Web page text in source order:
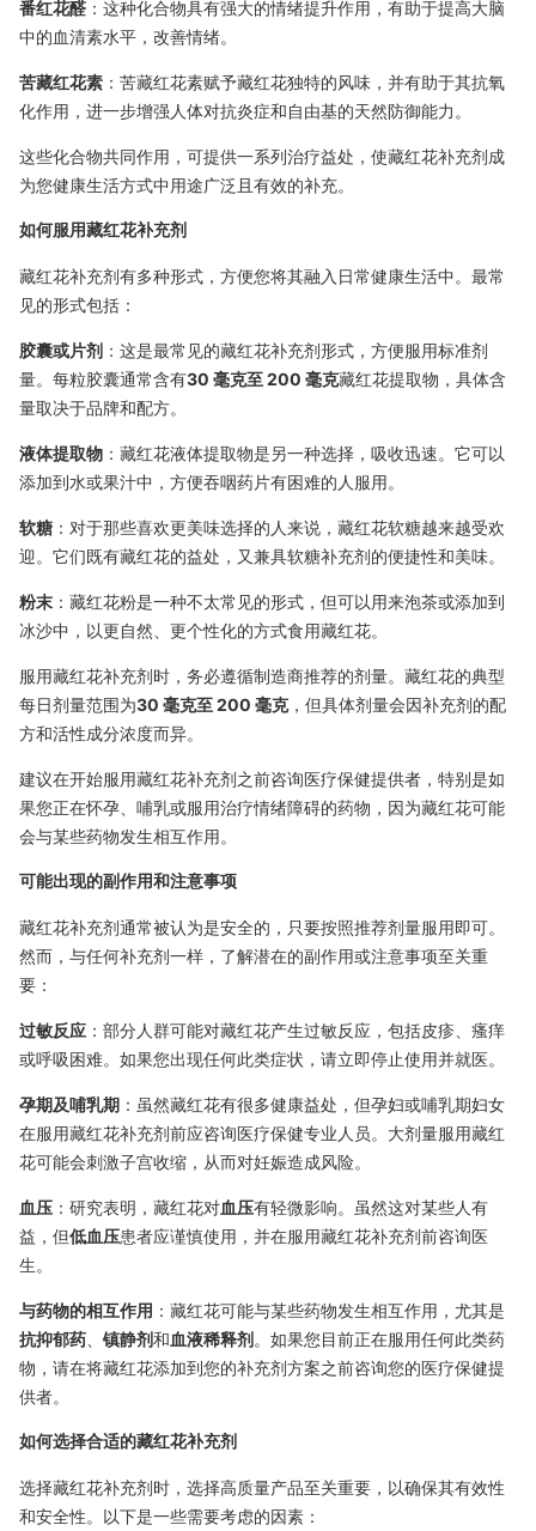
番红花醛 ：这种化合物具有强大的情绪提升作用，有助于提高大脑
中的血清素水平，改善情绪。
苦藏红花素 ：苦藏红花素赋予藏红花独特的风味，并有助于其抗氧
化作用，进一步增强人体对抗炎症和自由基的天然防御能力。
这些化合物共同作用，可提供一系列治疗益处，使藏红花补充剂成
为您健康生活方式中用途广泛且有效的补充。
如何服用藏红花补充剂
藏红花补充剂有多种形式，方便您将其融入日常健康生活中。最常
见的形式包括：
胶囊或片剂 ：这是最常见的藏红花补充剂形式，方便服用标准剂
量。每粒胶囊通常含有30 毫克至 200 毫克藏红花提取物，具体含
量取决于品牌和配方。
液体提取物 ：藏红花液体提取物是另一种选择，吸收迅速。它可以
添加到水或果汁中，方便吞咽药片有困难的人服用。
软糖 ：对于那些喜欢更美味选择的人来说，藏红花软糖越来越受欢
迎。它们既有藏红花的益处，又兼具软糖补充剂的便捷性和美味。
粉末 ：藏红花粉是一种不太常见的形式，但可以用来泡茶或添加到
冰沙中，以更自然、更个性化的方式食用藏红花。
服用藏红花补充剂时，务必遵循制造商推荐的剂量。藏红花的典型
每日剂量范围为30 毫克至 200 毫克，但具体剂量会因补充剂的配
方和活性成分浓度而异。
建议在开始服用藏红花补充剂之前咨询医疗保健提供者，特别是如
果您正在怀孕、哺乳或服用治疗情绪障碍的药物，因为藏红花可能
会与某些药物发生相互作用。
可能出现的副作用和注意事项
藏红花补充剂通常被认为是安全的，只要按照推荐剂量服用即可。
然而，与任何补充剂一样，了解潜在的副作用或注意事项至关重
要：
过敏反应 ：部分人群可能对藏红花产生过敏反应，包括皮疹、瘙痒
或呼吸困难。如果您出现任何此类症状，请立即停止使用并就医。
孕期及哺乳期 ：虽然藏红花有很多健康益处，但孕妇或哺乳期妇女
在服用藏红花补充剂前应咨询医疗保健专业人员。大剂量服用藏红
花可能会刺激子宫收缩，从而对妊娠造成风险。
血压 ：研究表明，藏红花对血压有轻微影响。虽然这对某些人有
益，但低血压患者应谨慎使用，并在服用藏红花补充剂前咨询医
生。
与药物的相互作用 ：藏红花可能与某些药物发生相互作用，尤其是
抗抑郁药
镇静剂和血液稀释剂。如果您目前正在服用任何此类药
物，请在将藏红花添加到您的补充剂方案之前咨询您的医疗保健提
供者。
如何选择合适的藏红花补充剂
选择藏红花补充剂时，选择高质量产品至关重要，以确保其有效性
和安全性。以下是一些需要考虑的因素：